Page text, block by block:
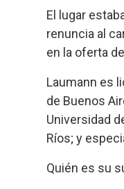
El lugar
renuncia al
en la oferta
Laumann es
de Buenos
Universidad
Ríos; y
Quién es su